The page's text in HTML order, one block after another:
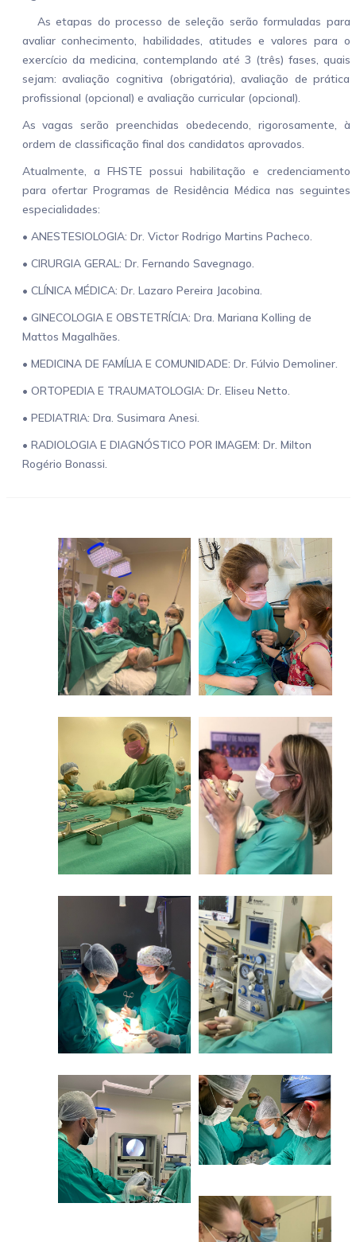
As etapas do processo de seleção serão formuladas para
avaliar conhecimento, habilidades, atitudes e valores para o
exercício da medicina, contemplando até 3 (três) fases, quais
sejam: avaliação cognitiva (obrigatória), avaliação de prática
profissional (opcional) e avaliação curricular (opcional).
As vagas serão preenchidas obedecendo, rigorosamente, à
ordem de classificação final dos candidatos aprovados.
Atualmente, a FHSTE possui habilitação e credenciamento
para ofertar Programas de Residência Médica nas seguintes
especialidades:
• ANESTESIOLOGIA: Dr. Victor Rodrigo Martins Pacheco.
• CIRURGIA GERAL: Dr. Fernando Savegnago.
• CLÍNICA MÉDICA: Dr. Lazaro Pereira Jacobina.
• GINECOLOGIA E OBSTETRÍCIA: Dra. Mariana Kolling de
Mattos Magalhães.
• MEDICINA DE FAMÍLIA E COMUNIDADE: Dr. Fúlvio Demoliner.
• ORTOPEDIA E TRAUMATOLOGIA: Dr. Eliseu Netto.
• PEDIATRIA: Dra. Susimara Anesi.
• RADIOLOGIA E DIAGNÓSTICO POR IMAGEM: Dr. Milton
Rogério Bonassi.